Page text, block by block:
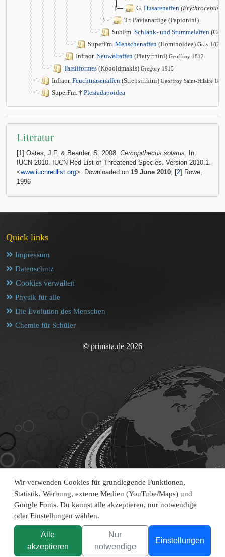
Wir verwenden Cookies für grundlegende Funktionen,
Statistik, Werbung, externe Medien (YouTube/Maps) und
Google Fonts. Du kannst alle akzeptieren, nur notwendige
oder Einstellungen wählen.
Alle
akzeptieren
Nur
notwendige
Einstellungen
G. Husarenaffen (Erythrocebus)
Tr. Pavianartige (Papionini)
SubFm. Schlank- und Stummelaffen
SuperFm. Menschenaffen (Hominoidea) Gray 1825
Infraor. Neuweltaffen (Platyrrhini) Geoffroy 1812
Tarsiiformes (Koboldmakis) Gregory 1915
Infraor. Feuchtnasenaffen (Strepsirrhini) Geoffroy Saint-Hilaire
SuperFm. † Plesiadapoidea
Literatur
[1] Oates, J.F. & Bearder, S. 2008. Cercopithecus solatus. In:
IUCN 2010. IUCN Red List of Threatened Species. Version 2010.1.
<www.iucnredlist.org>. Downloaded on 19 June 2010; [2] Rowe,
1996
Quick links
Impressum
Datenschutz
Cookies verwalten
Physik für alle
Die Evolution des Menschen
Chemie für Schüler
© primata.de 2026